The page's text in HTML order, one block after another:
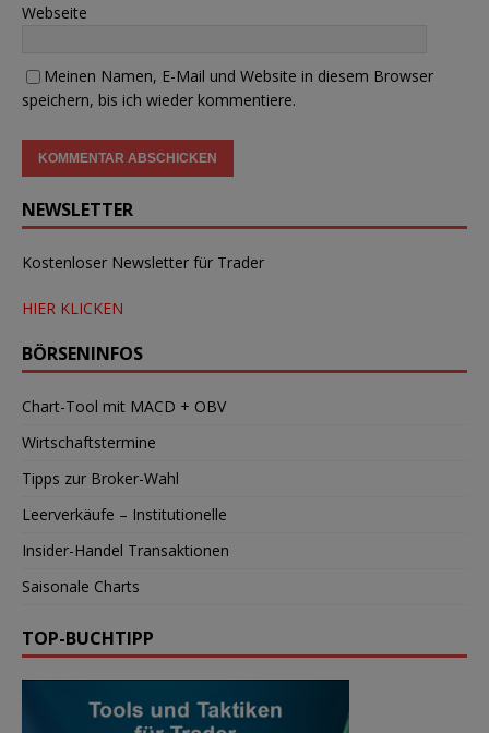
Webseite
Meinen Namen, E-Mail und Website in diesem Browser
speichern, bis ich wieder kommentiere.
NEWSLETTER
Kostenloser Newsletter für Trader
HIER KLICKEN
BÖRSENINFOS
Chart-Tool mit MACD + OBV
Wirtschaftstermine
Tipps zur Broker-Wahl
Leerverkäufe – Institutionelle
Insider-Handel Transaktionen
Saisonale Charts
TOP-BUCHTIPP